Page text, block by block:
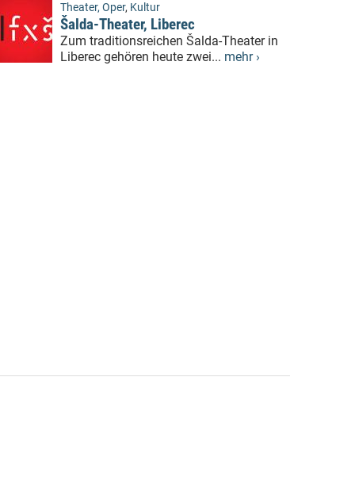
Theater, Oper, Kultur
Šalda-Theater, Liberec
Zum traditionsreichen Šalda-Theater in
Liberec gehören heute zwei... mehr ›